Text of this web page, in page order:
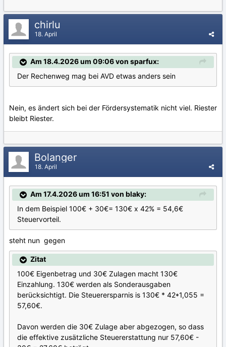
chirlu
18. April
Am 18.4.2026 um 09:06 von sparfux:
Der Rechenweg mag bei AVD etwas anders sein
Nein, es ändert sich bei der Fördersystematik nicht viel. Riester
bleibt Riester.
Bolanger
18. April
Am 17.4.2026 um 16:51 von blaky:
In dem Beispiel 100€ + 30€= 130€ x 42% = 54,6€
Steuervorteil.
steht nun gegen
Zitat
100€ Eigenbetrag und 30€ Zulagen macht 130€
Einzahlung. 130€ werden als Sonderausgaben
berücksichtigt. Die Steuerersparnis is 130€ * 42*1,055 =
57,60€.
Davon werden die 30€ Zulage aber abgezogen, so dass
die effektive zusätzliche Steuererstattung nur 57,60€ -